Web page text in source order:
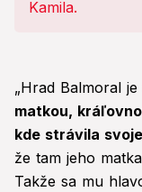
„Hrad Balmoral
matkou,
kde strávila
že tam jeho
Takže sa mu